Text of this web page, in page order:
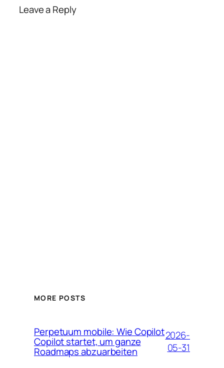
Leave a Reply
MORE POSTS
Perpetuum mobile: Wie Copilot
Copilot startet, um ganze
Roadmaps abzuarbeiten
2026-
05-31